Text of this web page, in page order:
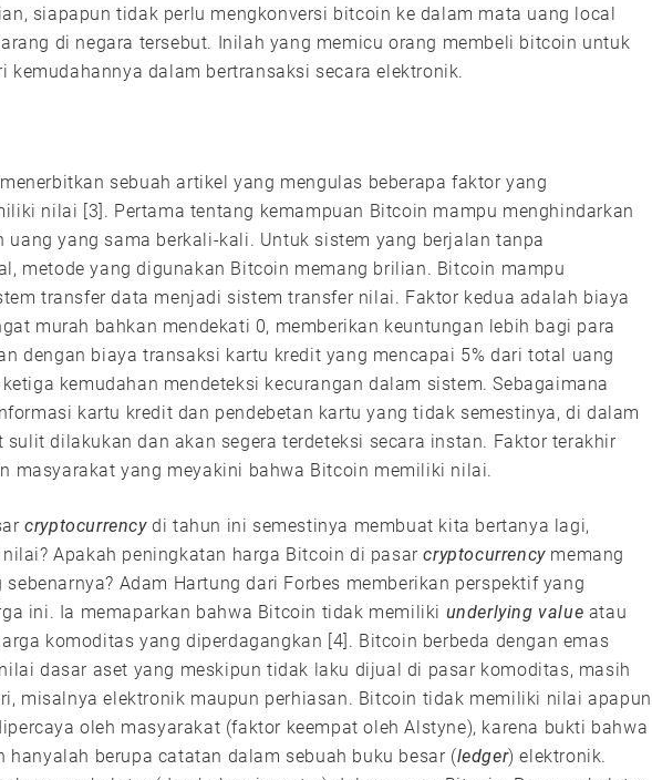
siapapun tidak perlu mengkonversi bitcoin ke dalam mata uang local
di negara tersebut. Inilah yang memicu orang membeli bitcoin untuk
kemudahannya dalam bertransaksi secara elektronik.
sebuah artikel yang mengulas beberapa faktor yang
nilai [3]. Pertama tentang kemampuan Bitcoin mampu menghindarkan
uang yang sama berkali-kali. Untuk sistem yang berjalan tanpa
metode yang digunakan Bitcoin memang brilian. Bitcoin mampu
transfer data menjadi sistem transfer nilai. Faktor kedua adalah biaya
murah bahkan mendekati 0, memberikan keuntungan lebih bagi para
dengan biaya transaksi kartu kredit yang mencapai 5% dari total uang
kemudahan mendeteksi kecurangan dalam sistem. Sebagaimana
kartu kredit dan pendebetan kartu yang tidak semestinya, di dalam
dilakukan dan akan segera terdeteksi secara instan. Faktor terakhir
masyarakat yang meyakini bahwa Bitcoin memiliki nilai.
cryptocurrencydi tahun ini semestinya membuat kita bertanya lagi,
Apakah peningkatan harga Bitcoin di pasarcryptocurrencymemang
Adam Hartung dari Forbes memberikan perspektif yang
ini. Ia memaparkan bahwa Bitcoin tidak memiliki underlying value atau
komoditas yang diperdagangkan [4]. Bitcoin berbeda dengan emas
dasar aset yang meskipun tidak laku dijual di pasar komoditas, masih
misalnya elektronik maupun perhiasan. Bitcoin tidak memiliki nilai apapun
oleh masyarakat (faktor keempat oleh Alstyne), karena bukti bahwa
hanyalah berupa catatan dalam sebuah buku besar (ledger) elektronik.